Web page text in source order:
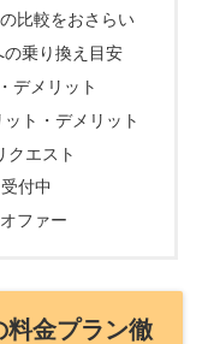
比較をおさらい
乗り換え目安
デメリット
ト・デメリット
クエスト
付中
ファー
料金プラン徹